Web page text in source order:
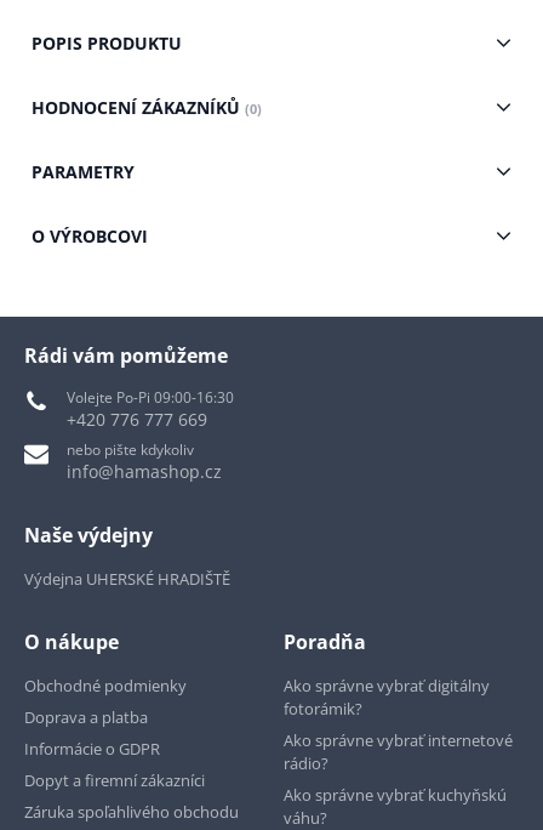
POPIS PRODUKTU
HODNOCENÍ ZÁKAZNÍKŮ (0)
PARAMETRY
O VÝROBCOVI
Rádi vám pomůžeme
Volejte Po-Pi 09:00-16:30
+420 776 777 669
nebo pište kdykoliv
info@hamashop.cz
Naše výdejny
Výdejna UHERSKÉ HRADIŠTĚ
O nákupe
Obchodné podmienky
Doprava a platba
Informácie o GDPR
Dopyt a firemní zákazníci
Záruka spoľahlivého obchodu
Poradňa
Ako správne vybrať digitálny
fotorámik?
Ako správne vybrať internetové
rádio?
Ako správne vybrať kuchyňskú
váhu?